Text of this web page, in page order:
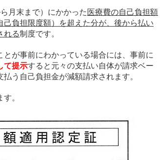
月末まで）にかかった 医療費の自己負担額
負担限度額）を超えた分が、後から払い
れる制度です。
が事前にわかっている場合には、事前に
て提示すると元々の支払い自体が請求ベー
う自己負担金が減額請求されます。
。